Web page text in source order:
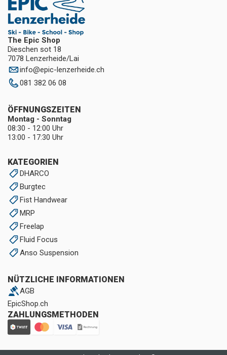
The Epic Shop
Dieschen sot 18
7078 Lenzerheide/Lai
info@epic-lenzerheide.ch
081 382 06 08
KATEGORIEN
DHARCO
Burgtec
Fist Handwear
MRP
Freelap
Fluid Focus
Anso Suspension
NÜTZLICHE INFORMATIONEN
AGB
EpicShop.ch
ZAHLUNGSMETHODEN
ÖFFNUNGSZEITEN
Montag - Sonntag
08:30 - 12:00 Uhr
13:00 - 17:30 Uhr